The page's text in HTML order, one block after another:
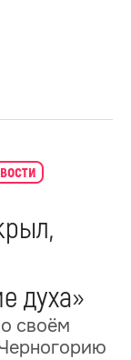
духа»
своём